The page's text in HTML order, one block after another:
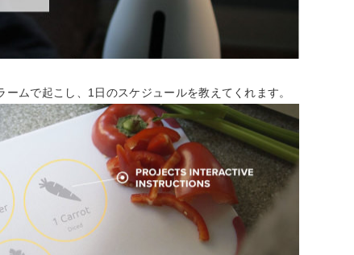
ムで起こし、1日のスケジュールを教えてくれます。